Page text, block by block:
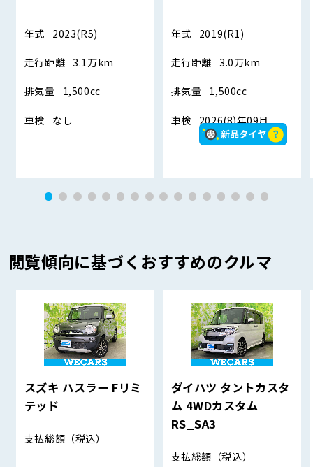
年式 2023(R5)
走行距離 3.1万km
排気量 1,500cc
車検 なし
年式 2019(R1)
走行距離 3.0万km
排気量 1,500cc
車検 2026(8)年09月
閲覧傾向に基づくおすすめのクルマ
スズキ ハスラー Fリミ
テッド
支払総額 （税込）
ダイハツ タントカスタ
ム 4WDカスタム
RS_SA3
支払総額 （税込）